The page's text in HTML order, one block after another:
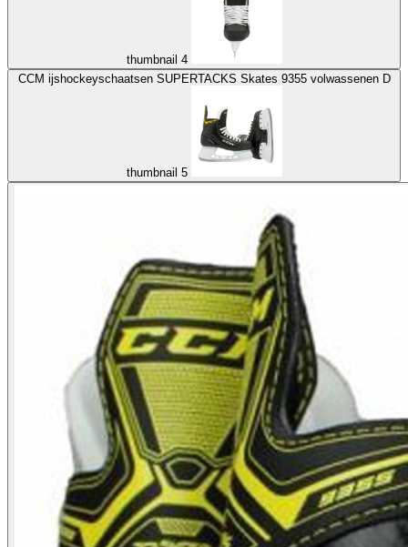
thumbnail 4
CCM ijshockeyschaatsen SUPERTACKS Skates 9355 volwassenen D
thumbnail 5